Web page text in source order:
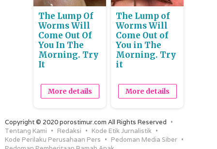
The Lump Of
Worms Will
Come Out Of
You In The
Morning. Try
It
More details
The Lump of
Worms Will
Come Out of
You in The
Morning. Try
it
More details
Copyright © 2020 porostimur.com All Rights Reserved
Tentang Kami
Redaksi
Kode Etik Jurnalistik
Kode Perilaku Perusahaan Pers
Pedoman Media Siber